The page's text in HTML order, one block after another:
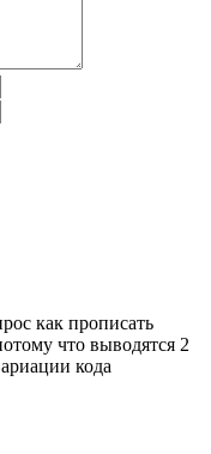
как прописать
что выводятся 2
кода